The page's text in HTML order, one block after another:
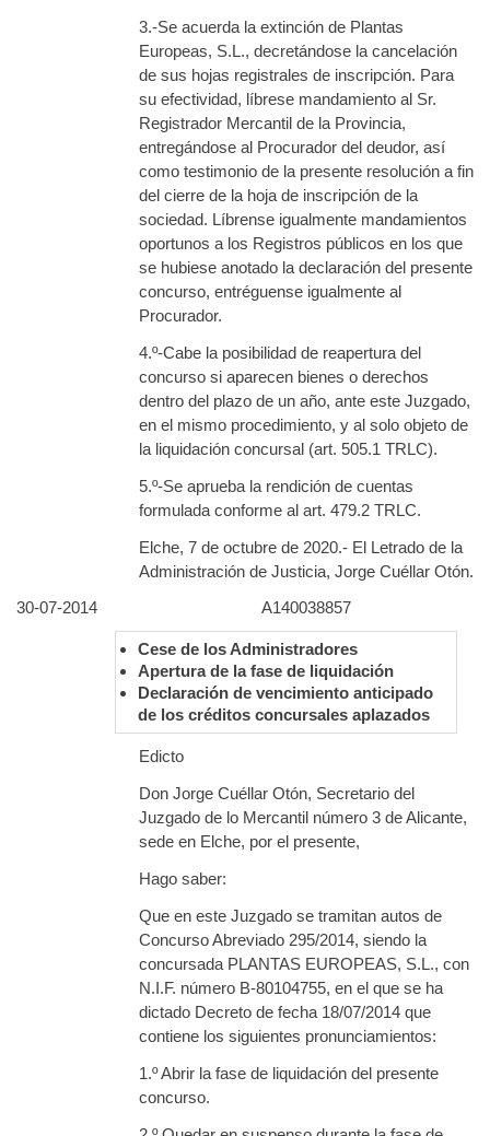
3.-Se acuerda la extinción de Plantas
Europeas, S.L., decretándose la cancelación
de sus hojas registrales de inscripción. Para
su efectividad, líbrese mandamiento al Sr.
Registrador Mercantil de la Provincia,
entregándose al Procurador del deudor, así
como testimonio de la presente resolución a fin
del cierre de la hoja de inscripción de la
sociedad. Líbrense igualmente mandamientos
oportunos a los Registros públicos en los que
se hubiese anotado la declaración del presente
concurso, entréguense igualmente al
Procurador.
4.º-Cabe la posibilidad de reapertura del
concurso si aparecen bienes o derechos
dentro del plazo de un año, ante este Juzgado,
en el mismo procedimiento, y al solo objeto de
la liquidación concursal (art. 505.1 TRLC).
5.º-Se aprueba la rendición de cuentas
formulada conforme al art. 479.2 TRLC.
Elche, 7 de octubre de 2020.- El Letrado de la
Administración de Justicia, Jorge Cuéllar Otón.
30-07-2014
A140038857
Cese de los Administradores
Apertura de la fase de liquidación
Declaración de vencimiento anticipado
de los créditos concursales aplazados
Edicto
Don Jorge Cuéllar Otón, Secretario del
Juzgado de lo Mercantil número 3 de Alicante,
sede en Elche, por el presente,
Hago saber:
Que en este Juzgado se tramitan autos de
Concurso Abreviado 295/2014, siendo la
concursada PLANTAS EUROPEAS, S.L., con
N.I.F. número B-80104755, en el que se ha
dictado Decreto de fecha 18/07/2014 que
contiene los siguientes pronunciamientos:
1.º Abrir la fase de liquidación del presente
concurso.